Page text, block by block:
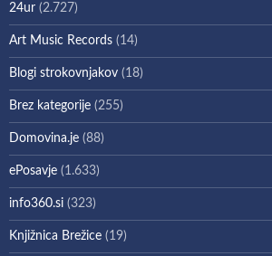
24ur (2.727)
Art Music Records (14)
Blogi strokovnjakov (18)
Brez kategorije (255)
Domovina.je (88)
ePosavje (1.633)
info360.si (323)
Knjižnica Brežice (19)